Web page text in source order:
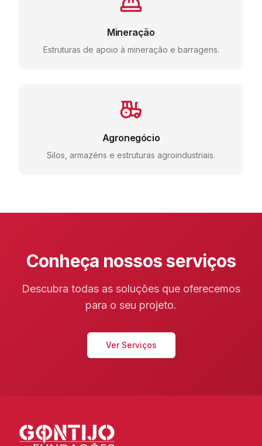
Mineração
Estruturas de apoio à mineração e barragens.
Agronegócio
Silos, armazéns e estruturas agroindustriais.
Conheça nossos serviços
Descubra todas as soluções que oferecemos
para o seu projeto.
Ver Serviços